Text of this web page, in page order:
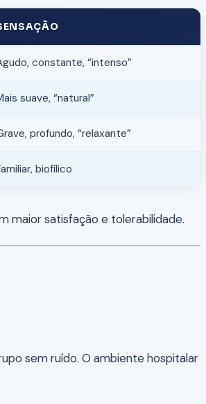
constante, “intenso”
suave, “natural”
profundo, “relaxante”
biofílico
maior satisfação e tolerabilidade.
sem ruído. O ambiente hospitalar